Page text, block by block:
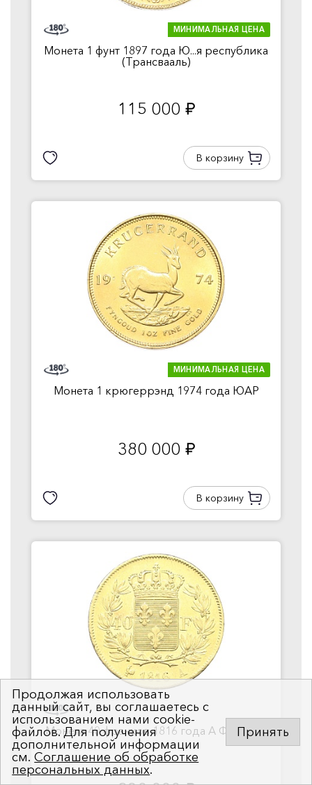
МИНИМАЛЬНАЯ ЦЕНА
Монета 1 фунт 1897 года Ю...я республика
(Трансвааль)
115 000 руб.
В корзину
МИНИМАЛЬНАЯ ЦЕНА
Монета 1 крюгеррэнд 1974 года ЮАР
380 000 руб.
В корзину
Монета 40 франков 1816 года А Франция
Продолжая использовать
данный сайт, вы соглашаетесь с
использованием нами cookie-
файлов. Для получения
дополнительной информации
см.Соглашение об обработке
персональных данных.
Принять